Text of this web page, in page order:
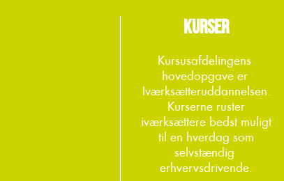
KURSER
Kursusafdelingens
hovedopgave er
Iværksætteruddannelsen.
Kurserne ruster
iværksættere bedst muligt
til en hverdag som
selvstændig
erhvervsdrivende.